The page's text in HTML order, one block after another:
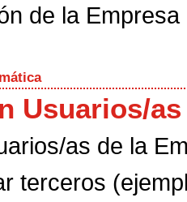
de la
Usuarios/as
as de la
terceros